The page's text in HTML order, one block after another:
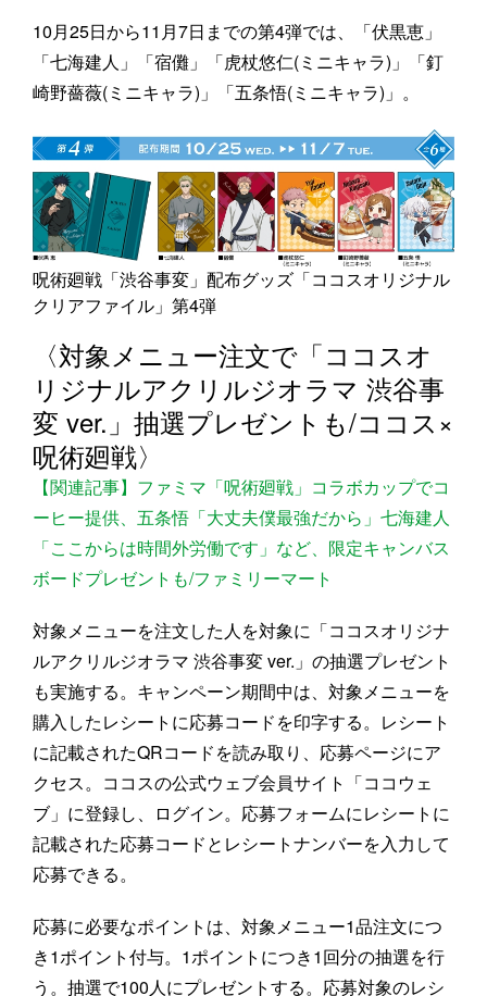
10月25日から11月7日までの第4弾では、「伏黒恵」
「七海建人」「宿儺」「虎杖悠仁(ミニキャラ)」「釘
崎野薔薇(ミニキャラ)」「五条悟(ミニキャラ)」。
呪術廻戦「渋谷事変」配布グッズ「ココスオリジナル
クリアファイル」第4弾
〈対象メニュー注文で「ココスオ
リジナルアクリルジオラマ 渋谷事
変 ver.」抽選プレゼントも/ココス×
呪術廻戦〉
【関連記事】ファミマ「呪術廻戦」コラボカップでコ
ーヒー提供、五条悟「大丈夫僕最強だから」七海建人
「ここからは時間外労働です」など、限定キャンバス
ボードプレゼントも/ファミリーマート
対象メニューを注文した人を対象に「ココスオリジナ
ルアクリルジオラマ 渋谷事変 ver.」の抽選プレゼント
も実施する。キャンペーン期間中は、対象メニューを
購入したレシートに応募コードを印字する。レシート
に記載されたQRコードを読み取り、応募ページにア
クセス。ココスの公式ウェブ会員サイト「ココウェ
ブ」に登録し、ログイン。応募フォームにレシートに
記載された応募コードとレシートナンバーを入力して
応募できる。
応募に必要なポイントは、対象メニュー1品注文につ
き1ポイント付与。1ポイントにつき1回分の抽選を行
う。抽選で100人にプレゼントする。応募対象のレシ